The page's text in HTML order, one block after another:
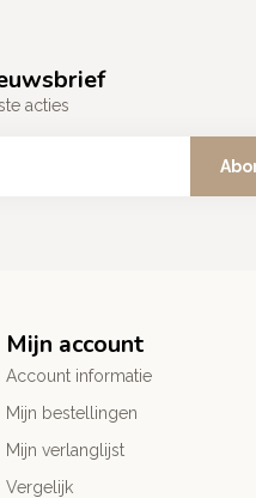
acties
Mijn account
Account informatie
Mijn bestellingen
Mijn verlanglijst
Vergelijk